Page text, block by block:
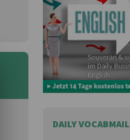
DAILY VOCABMAIL